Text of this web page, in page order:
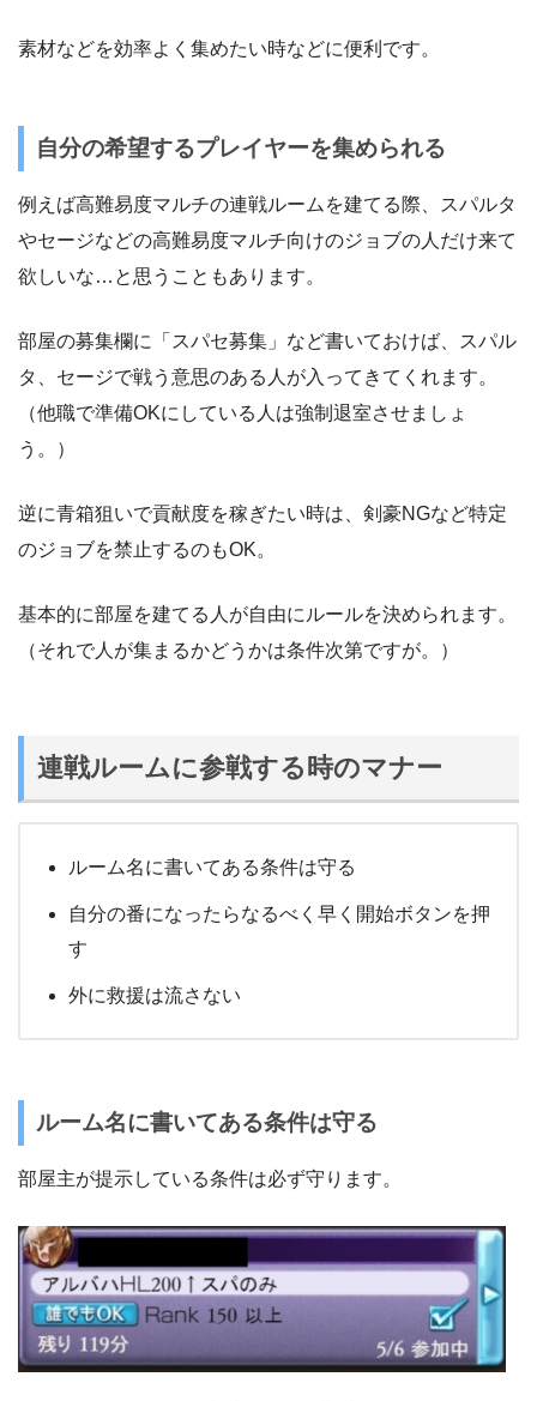
素材などを効率よく集めたい時などに便利です。
自分の希望するプレイヤーを集められる
例えば高難易度マルチの連戦ルームを建てる際、スパルタ
やセージなどの高難易度マルチ向けのジョブの人だけ来て
欲しいな…と思うこともあります。
部屋の募集欄に「スパセ募集」など書いておけば、スパル
タ、セージで戦う意思のある人が入ってきてくれます。
（他職で準備OKにしている人は強制退室させましょ
う。）
逆に青箱狙いで貢献度を稼ぎたい時は、剣豪NGなど特定
のジョブを禁止するのもOK。
基本的に部屋を建てる人が自由にルールを決められます。
（それで人が集まるかどうかは条件次第ですが。）
連戦ルームに参戦する時のマナー
ルーム名に書いてある条件は守る
自分の番になったらなるべく早く開始ボタンを押
す
外に救援は流さない
ルーム名に書いてある条件は守る
部屋主が提示している条件は必ず守ります。